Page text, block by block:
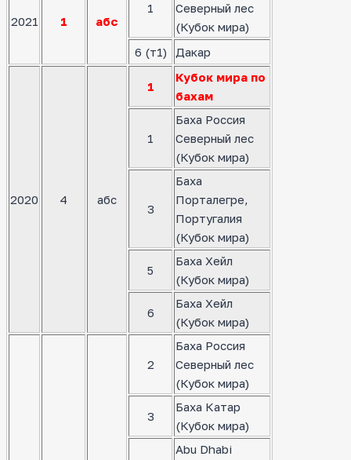
2021 1 абс
1
Северный лес
(Кубок мира)
6 (т1)
Дакар
2020 4 абс
1
Кубок мира по
бахам
1
Баха Россия
Северный лес
(Кубок мира)
3
Баха
Порталегре,
Португалия
(Кубок мира)
5
Баха Хейл
(Кубок мира)
6
Баха Хейл
(Кубок мира)
2
Баха Россия
Северный лес
(Кубок мира)
3
Баха Катар
(Кубок мира)
Abu Dhabi